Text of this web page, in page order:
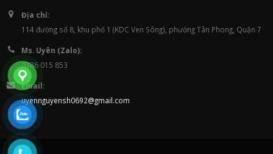
Địa chỉ:
114 đường số 8, khu phố 1 (KDC Ven Sông), phường Tân Phong, Quận 7
Ms. Uyên (Zalo):
0386 015 853
Email:
uyennguyensh0692@gmail.com